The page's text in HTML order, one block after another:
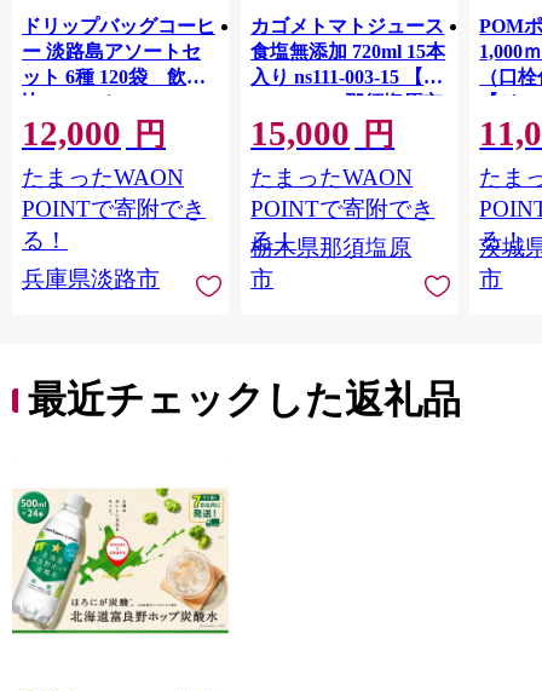
ドリップバッグコーヒ
ー 淡路島アソートセ
ット 6種 120袋 飲み
比べ コーヒー
12,000 円
たまったWAON
POINTで寄附でき
る！
兵庫県淡路市
カゴメトマトジュース
食塩無添加 720ml 15本
入り ns111-003-15 【
KAGOME 那須塩原市
ギフト トマト 野菜 ジ
ュース 飲料 ドリンク
健康 GABA 血圧 コレ
ステロール】
15,000 円
たまったWAON
POINTで寄附でき
る！
栃木県那須塩原
市
POM
1,000
（口
【ジ
Ｍ 爽
ジ 果
ンス
ンド
庫 ド
入れし
アタイ
たま
る！
茨城
市
最近チェックした返礼品